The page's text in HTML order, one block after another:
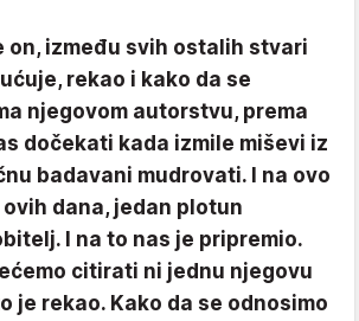
on, između svih ostalih stvari
rekao i kako da se
njegovom autorstvu, prema
dočekati kada izmile miševi iz
badavani mudrovati. I na ovo
dana, jedan plotun
I na to nas je pripremio.
citirati ni jednu njegovu
je rekao. Kako da se odnosimo